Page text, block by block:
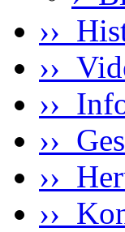
››
››
››
››
››
››